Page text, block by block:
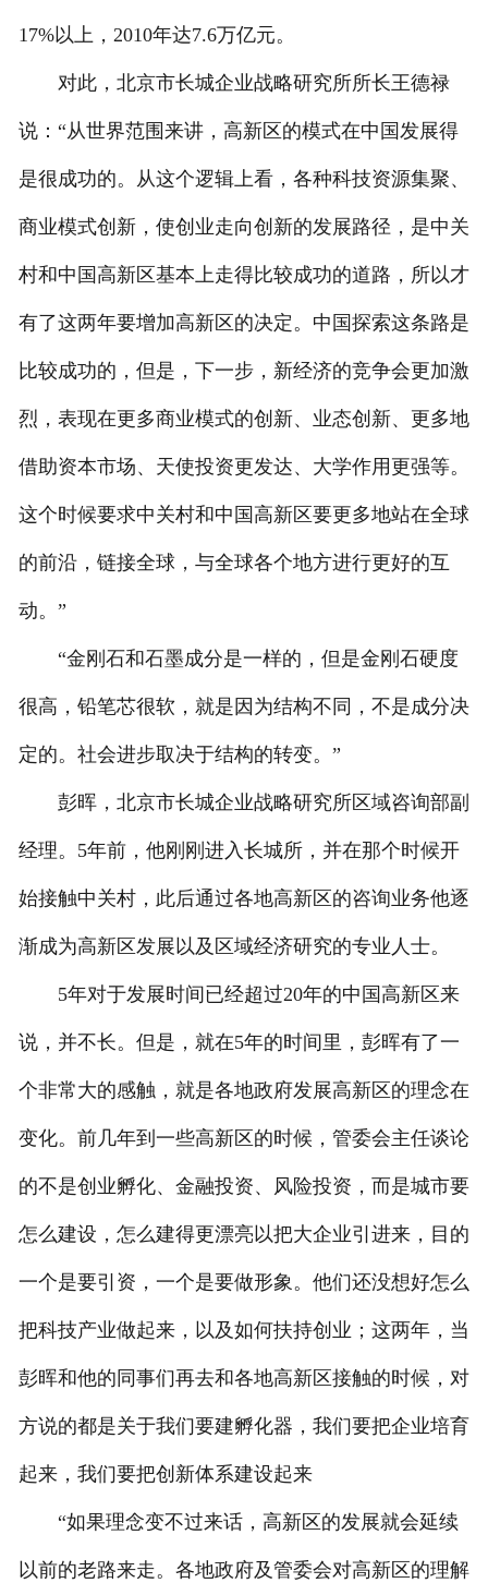
17%以上，2010年达7.6万亿元。
对此，北京市长城企业战略研究所所长王德禄
说：“从世界范围来讲，高新区的模式在中国发展得
是很成功的。从这个逻辑上看，各种科技资源集聚、
商业模式创新，使创业走向创新的发展路径，是中关
村和中国高新区基本上走得比较成功的道路，所以才
有了这两年要增加高新区的决定。中国探索这条路是
比较成功的，但是，下一步，新经济的竞争会更加激
烈，表现在更多商业模式的创新、业态创新、更多地
借助资本市场、天使投资更发达、大学作用更强等。
这个时候要求中关村和中国高新区要更多地站在全球
的前沿，链接全球，与全球各个地方进行更好的互
动。”
“金刚石和石墨成分是一样的，但是金刚石硬度
很高，铅笔芯很软，就是因为结构不同，不是成分决
定的。社会进步取决于结构的转变。”
彭晖，北京市长城企业战略研究所区域咨询部副
经理。5年前，他刚刚进入长城所，并在那个时候开
始接触中关村，此后通过各地高新区的咨询业务他逐
渐成为高新区发展以及区域经济研究的专业人士。
5年对于发展时间已经超过20年的中国高新区来
说，并不长。但是，就在5年的时间里，彭晖有了一
个非常大的感触，就是各地政府发展高新区的理念在
变化。前几年到一些高新区的时候，管委会主任谈论
的不是创业孵化、金融投资、风险投资，而是城市要
怎么建设，怎么建得更漂亮以把大企业引进来，目的
一个是要引资，一个是要做形象。他们还没想好怎么
把科技产业做起来，以及如何扶持创业；这两年，当
彭晖和他的同事们再去和各地高新区接触的时候，对
方说的都是关于我们要建孵化器，我们要把企业培育
起来，我们要把创新体系建设起来
“如果理念变不过来话，高新区的发展就会延续
以前的老路来走。各地政府及管委会对高新区的理解